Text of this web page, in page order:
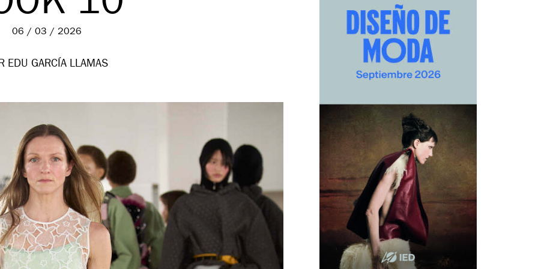
06 / 03 / 2026
EDU GARCÍA LLAMAS